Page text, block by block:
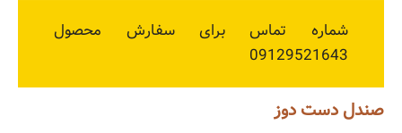
شماره تماس برای سفارش محصول
09129521643
صندل دست دوز